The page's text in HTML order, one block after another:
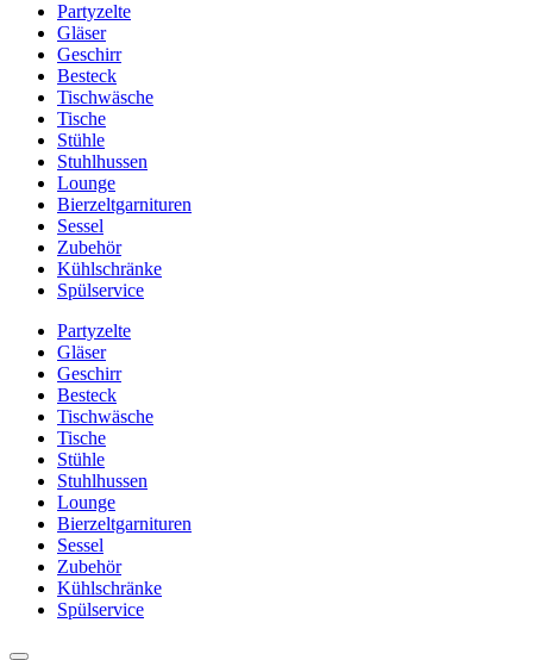
Partyzelte
Gläser
Geschirr
Besteck
Tischwäsche
Tische
Stühle
Stuhlhussen
Lounge
Bierzeltgarnituren
Sessel
Zubehör
Kühlschränke
Spülservice
Partyzelte
Gläser
Geschirr
Besteck
Tischwäsche
Tische
Stühle
Stuhlhussen
Lounge
Bierzeltgarnituren
Sessel
Zubehör
Kühlschränke
Spülservice